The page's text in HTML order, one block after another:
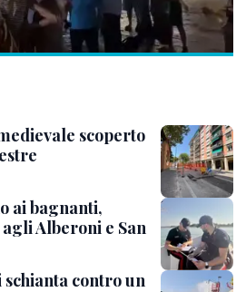
scoperto
ai bagnanti,
Alberoni e San
schianta contro un